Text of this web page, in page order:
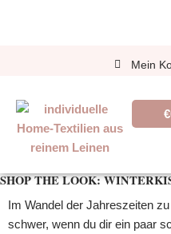
Mein
€
SHOP THE LOOK:
Im Wandel der Jahreszeiten
schwer, wenn du dir ein paar